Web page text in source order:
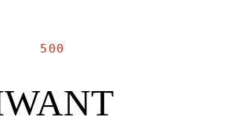
500